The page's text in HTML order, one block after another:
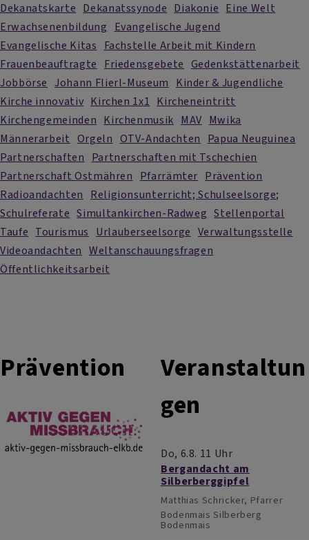
Dekanatskarte Dekanatssynode Diakonie Eine Welt
Erwachsenenbildung
Evangelische Jugend
Evangelische Kitas
Fachstelle Arbeit mit Kindern
Frauenbeauftragte
Friedensgebete Gedenkstättenarbeit
Jobbörse Johann Flierl-Museum
Kinder & Jugendliche
Kirche innovativ Kirchen 1x1 Kircheneintritt
Kirchengemeinden Kirchenmusik MAV Mwika
Männerarbeit Orgeln OTV-Andachten
Papua Neuguinea
Partnerschaften
Partnerschaften mit Tschechien
Partnerschaft Ostmähren
Pfarrämter Prävention
Radioandachten
Religionsunterricht; Schulseelsorge;
Schulreferate Simultankirchen-Radweg Stellenportal
Taufe Tourismus Urlauberseelsorge Verwaltungsstelle
Videoandachten Weltanschauungsfragen
Öffentlichkeitsarbeit
Prävention
Veranstaltun
gen
Do, 6.8. 11 Uhr
Bergandacht am
Silberberggipfel
Matthias Schricker, Pfarrer
Bodenmais Silberberg
Bodenmais